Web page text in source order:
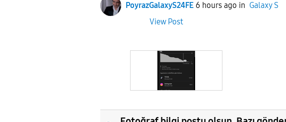
PoyrazGalaxyS24FE 6 hours ago in Galaxy S
View Post